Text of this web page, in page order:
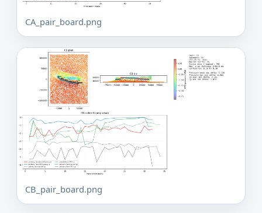
CA_pair_board.png
CB_pair_board.png